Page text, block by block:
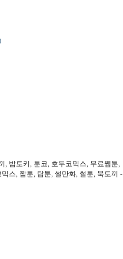
밤토키, 툰코, 호두코믹스, 무료웹툰,
스, 짬툰, 탑툰, 썰만화, 썰툰, 북토끼 -